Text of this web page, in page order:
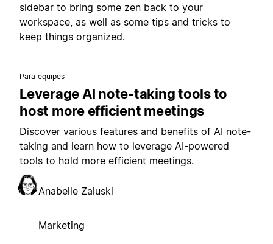
sidebar to bring some zen back to your
workspace, as well as some tips and tricks to
keep things organized.
Para equipes
Leverage AI note-taking tools to
host more efficient meetings
Discover various features and benefits of AI note-
taking and learn how to leverage AI-powered
tools to hold more efficient meetings.
Anabelle Zaluski
Marketing